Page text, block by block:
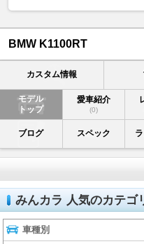
BMW K1100RT
カスタム情報
モデル
トップ
愛車紹介
(0)
ブログ スペック
みんカラ 人気のカテゴ
車種別